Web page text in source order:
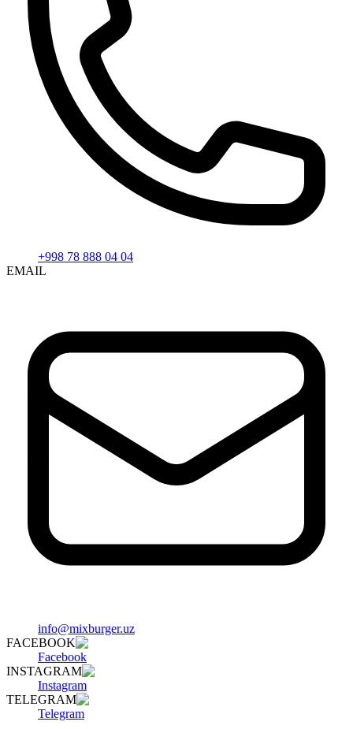
+998 78 888 04 04
EMAIL
info@mixburger.uz
FACEBOOK
Facebook
INSTAGRAM
Instagram
TELEGRAM
Telegram